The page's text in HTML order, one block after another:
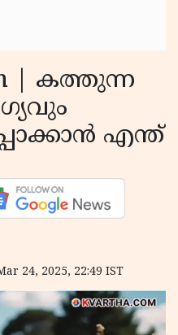
| കത്തുന്ന
എന്ത്
24, 2025, 22:49 IST